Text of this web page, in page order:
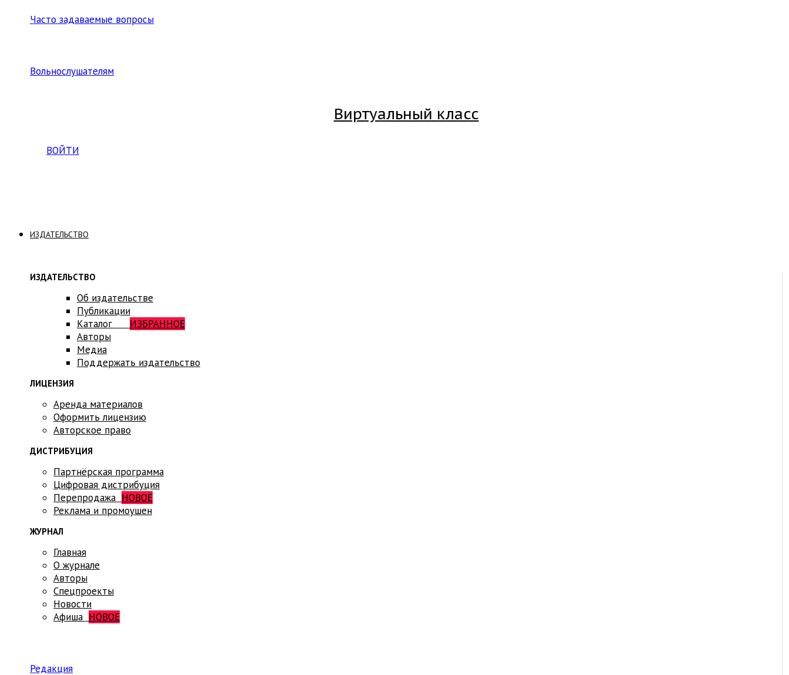
Часто задаваемые вопросы
Вольнослушателям
Виртуальный класс
ВОЙТИ
ИЗДАТЕЛЬСТВО
ИЗДАТЕЛЬСТВО
Об издательстве
Публикации
Каталог ИЗБРАННОЕ
Авторы
Медиа
Поддержать издательство
ЛИЦЕНЗИЯ
Аренда материалов
Оформить лицензию
Авторское право
ДИСТРИБУЦИЯ
Партнёрская программа
Цифровая дистрибуция
Перепродажа НОВОЕ
Реклама и промоушен
ЖУРНАЛ
Главная
О журнале
Авторы
Спецпроекты
Новости
Афиша НОВОЕ
Редакция